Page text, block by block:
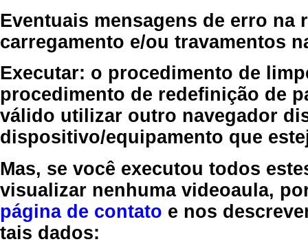
Eventuais mensagens de erro
carregamento e/ou travamentos
Executar: o procedimento de
procedimento de redefinição de
válido utilizar outro navegador
dispositivo/equipamento que
Mas, se você executou todos
visualizar nenhuma videoaula,
página de contato e nos
tais dados: